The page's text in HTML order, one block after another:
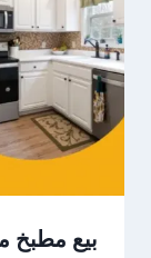
بيع مطبخ